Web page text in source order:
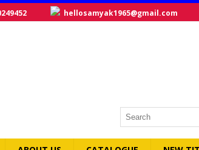
hellosamyak1965@gmail.com